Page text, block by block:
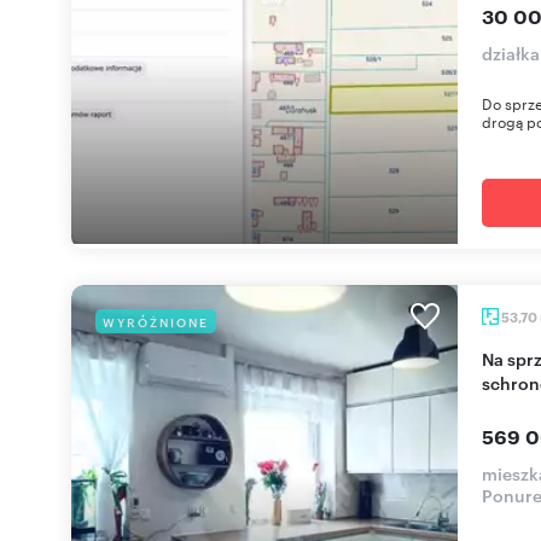
30
Do
drogą
WYRÓŻNIONE 53,70
Na sprzedaż słoneczne 54 m² z prywatnym
569